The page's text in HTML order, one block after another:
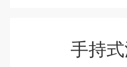
手持